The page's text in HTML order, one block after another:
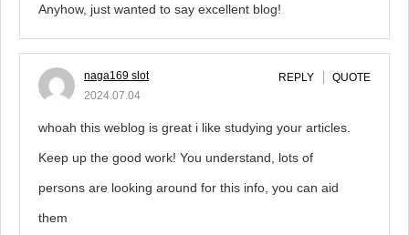
Anyhow, just wanted to say excellent blog!
naga169 slot
2024.07.04
REPLY QUOTE
whoah this weblog is great i like studying your articles.
Keep up the good work! You understand, lots of
persons are looking around for this info, you can aid
them